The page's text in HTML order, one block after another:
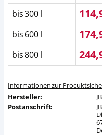
bis 300 l
bis 600 l
bis 800 l
Informationen zur
Hersteller:
Postanschrift: